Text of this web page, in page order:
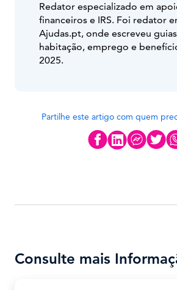
Redator especializado em
financeiros e IRS. Foi redator
Ajudas.pt, onde escreveu
habitação, emprego e
2025.
Partilhe este artigo com quem
Consulte mais